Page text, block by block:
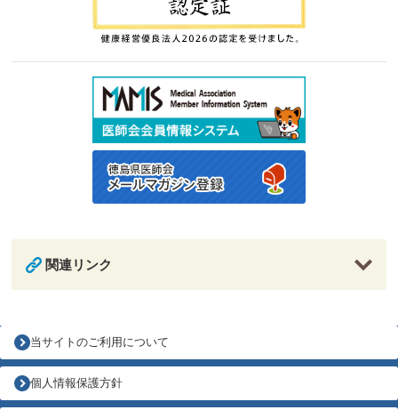
関連リンク
当サイトのご利用について
個人情報保護方針